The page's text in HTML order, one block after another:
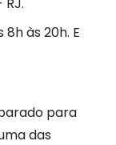
às 20h. E
para
das